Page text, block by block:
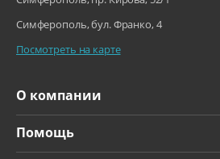
О компании
Помощь
Симферополь, бул. Франко, 4
Посмотреть на карте